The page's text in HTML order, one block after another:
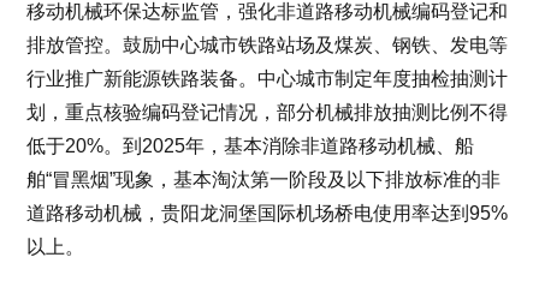
移动机械环保达标监管，强化非道路移动机械编码登记和
排放管控。鼓励中心城市铁路站场及煤炭、钢铁、发电等
行业推广新能源铁路装备。中心城市制定年度抽检抽测计
划，重点核验编码登记情况，部分机械排放抽测比例不得
低于20%。到2025年，基本消除非道路移动机械、船
舶“冒黑烟”现象，基本淘汰第一阶段及以下排放标准的非
道路移动机械，贵阳龙洞堡国际机场桥电使用率达到95%
以上。